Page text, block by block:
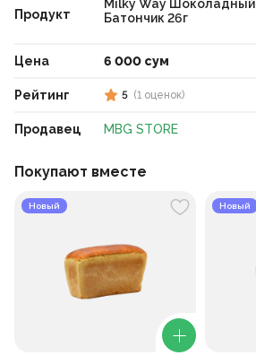
Продукт
Цена
Рейтинг
Продавец
Milky Way Шоколадный
Батончик 26г
6 000 сум
5 (1 оценок)
MBG STORE
Покупают вместе
Новый Новый